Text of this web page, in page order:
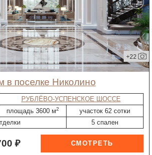
+22
в поселке Николино
РУБЛЁВО-УСПЕНСКОЕ ШОССЕ
площадь 3600 м2
участок 62 сотки
5 спален
₽